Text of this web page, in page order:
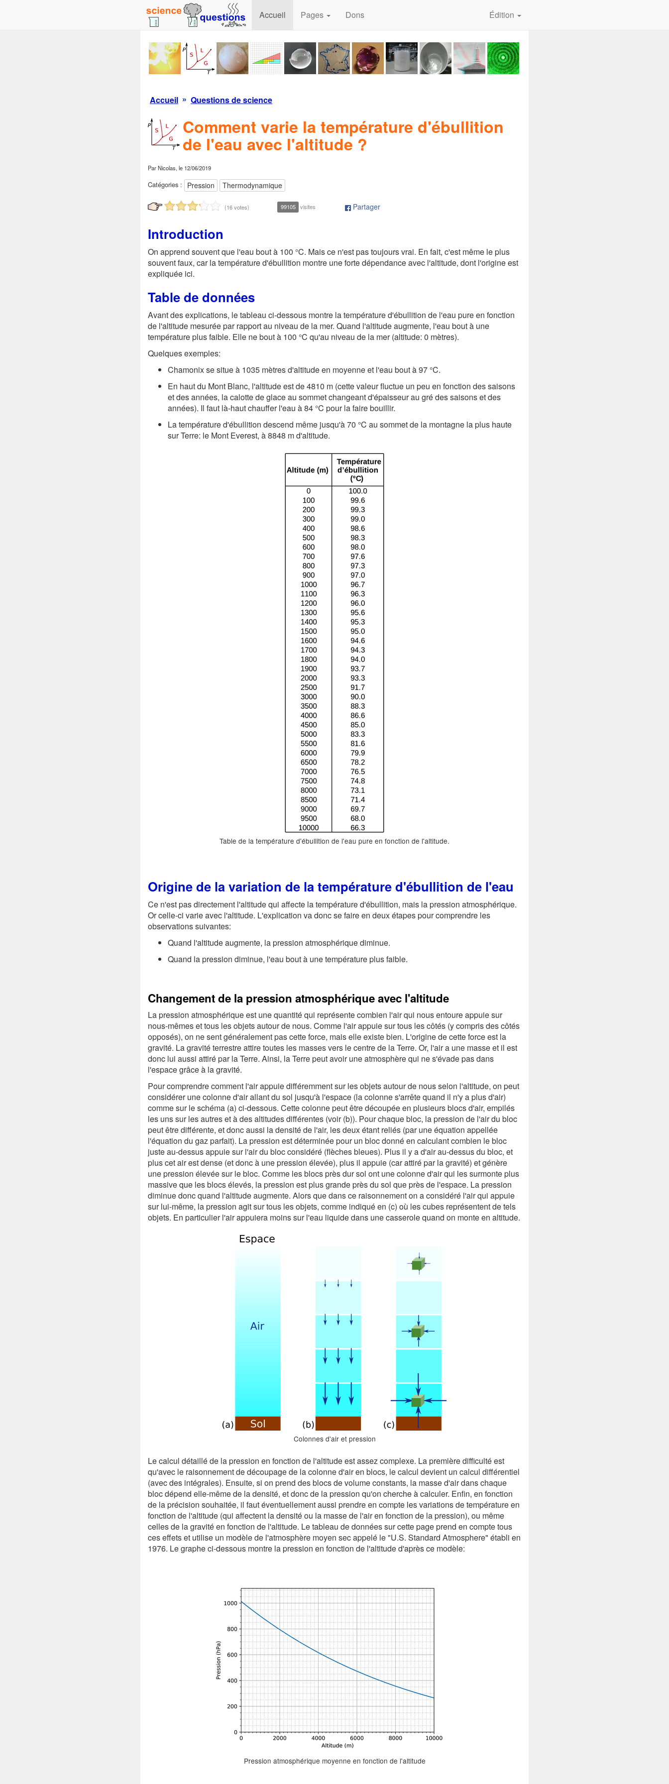
Accueil Pages Dons Édition
Accueil » Questions de science
Comment varie la température d'ébullition
de l'eau avec l'altitude ?
ParNicolas, le 12/06/2019
Catégories : Pression Thermodynamique
(16 votes) 99105 visites Partager
Introduction
On apprend souvent que l'eau bout à 100 °C. Mais ce n'est pas toujours vrai. En fait, c'est même le plus
souvent faux, car la température d'ébullition montre une forte dépendance avec l'altitude, dont l'origine est
expliquée ici.
Table de données
Avant des explications, le tableau ci-dessous montre la température d'ébullition de l'eau pure en fonction
de l'altitude mesurée par rapport au niveau de la mer. Quand l'altitude augmente, l'eau bout à une
température plus faible. Elle ne bout à 100 °C qu'au niveau de la mer (altitude: 0 mètres).
Quelques exemples:
Chamonix se situe à 1035 mètres d'altitude en moyenne et l'eau bout à 97 °C.
En haut du Mont Blanc, l'altitude est de 4810 m (cette valeur fluctue un peu en fonction des saisons
et des années, la calotte de glace au sommet changeant d'épaisseur au gré des saisons et des
années). Il faut là-haut chauffer l'eau à 84 °C pour la faire bouillir.
La température d'ébullition descend même jusqu'à 70 °C au sommet de la montagne la plus haute
sur Terre: le Mont Everest, à 8848 m d'altitude.
Table de la température d'ébullition de l'eau pure en fonction de l'altitude.
Origine de la variation de la température d'ébullition de l'eau
Ce n'est pas directement l'altitude qui affecte la température d'ébullition, mais la pression atmosphérique.
Or celle-ci varie avec l'altitude. L'explication va donc se faire en deux étapes pour comprendre les
observations suivantes:
Quand l'altitude augmente, la pression atmosphérique diminue.
Quand la pression diminue, l'eau bout à une température plus faible.
Changement de la pression atmosphérique avec l'altitude
La pression atmosphérique est une quantité qui représente combien l'air qui nous entoure appuie sur
nous-mêmes et tous les objets autour de nous. Comme l'air appuie sur tous les côtés (y compris des côtés
opposés), on ne sent généralement pas cette force, mais elle existe bien. L'origine de cette force est la
gravité. La gravité terrestre attire toutes les masses vers le centre de la Terre. Or, l'air a une masse et il est
donc lui aussi attiré par la Terre. Ainsi, la Terre peut avoir une atmosphère qui ne s'évade pas dans
l'espace grâce à la gravité.
Pour comprendre comment l'air appuie différemment sur les objets autour de nous selon l'altitude, on peut
considérer une colonne d'air allant du sol jusqu'à l'espace (la colonne s'arrête quand il n'y a plus d'air)
comme sur le schéma (a) ci-dessous. Cette colonne peut être découpée en plusieurs blocs d'air, empilés
les uns sur les autres et à des altitudes différentes (voir (b)). Pour chaque bloc, la pression de l'air du bloc
peut être différente, et donc aussi la densité de l'air, les deux étant reliés (par une équation appellée
l'équation du gaz parfait). La pression est déterminée pour un bloc donné en calculant combien le bloc
juste au-dessus appuie sur l'air du bloc considéré (flèches bleues). Plus il y a d'air au-dessus du bloc, et
plus cet air est dense (et donc à une pression élevée), plus il appuie (car attiré par la gravité) et génère
une pression élevée sur le bloc. Comme les blocs près dur sol ont une colonne d'air qui les surmonte plus
massive que les blocs élevés, la pression est plus grande près du sol que près de l'espace. La pression
diminue donc quand l'altitude augmente. Alors que dans ce raisonnement on a considéré l'air qui appuie
sur lui-même, la pression agit sur tous les objets, comme indiqué en (c) où les cubes représentent de tels
objets. En particulier l'air appuiera moins sur l'eau liquide dans une casserole quand on monte en altitude.
Colonnes d'air et pression
Le calcul détaillé de la pression en fonction de l'altitude est assez complexe. La première difficulté est
qu'avec le raisonnement de découpage de la colonne d'air en blocs, le calcul devient un calcul différentiel
(avec des intégrales). Ensuite, si on prend des blocs de volume constants, la masse d'air dans chaque
bloc dépend elle-même de la densité, et donc de la pression qu'on cherche à calculer. Enfin, en fonction
de la précision souhaitée, il faut éventuellement aussi prendre en compte les variations de température en
fonction de l'altitude (qui affectent la densité ou la masse de l'air en fonction de la pression), ou même
celles de la gravité en fonction de l'altitude. Le tableau de données sur cette page prend en compte tous
ces effets et utilise un modèle de l'atmosphère moyen sec appelé le "U.S. Standard Atmosphere" établi en
1976. Le graphe ci-dessous montre la pression en fonction de l'altitude d'après ce modèle:
Pression atmosphérique moyenne en fonction de l'altitude